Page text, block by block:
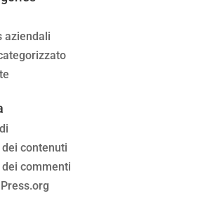
aziendali
dei contenuti
dei commenti